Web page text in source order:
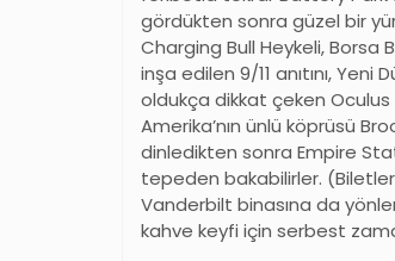
gördükten sonra güzel bir
Charging Bull Heykeli, Borsa
inşa edilen 9/11 anıtını,
oldukça dikkat çeken Oculus
Amerika’nın ünlü köprüsü
dinledikten sonra Empire
tepeden bakabilirler.
Vanderbilt binasına da
kahve keyfi için serbest